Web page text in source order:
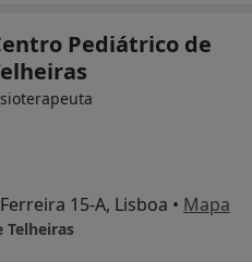
Pediátrico de
15-A, Lisboa • Mapa
Telheiras